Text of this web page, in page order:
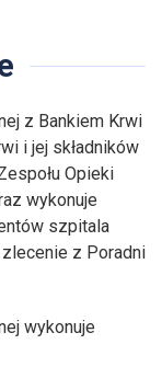
z Bankiem Krwi
i jej składników
Opieki
wykonuje
szpitala
z Poradni
wykonuje